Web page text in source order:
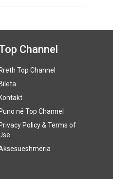
Channel
Rreth Top Channel
Bileta
Kontakt
Puno në Top Channel
Privacy Policy & Terms of